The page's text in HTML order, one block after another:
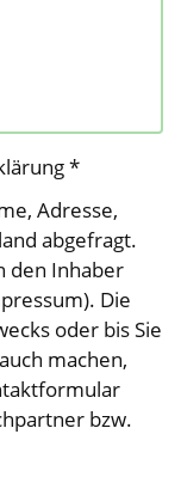
*
Adresse,
abgefragt.
den Inhaber
Die
oder bis Sie
machen,
bzw.